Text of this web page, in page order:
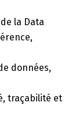
la Data
données,
traçabilité et